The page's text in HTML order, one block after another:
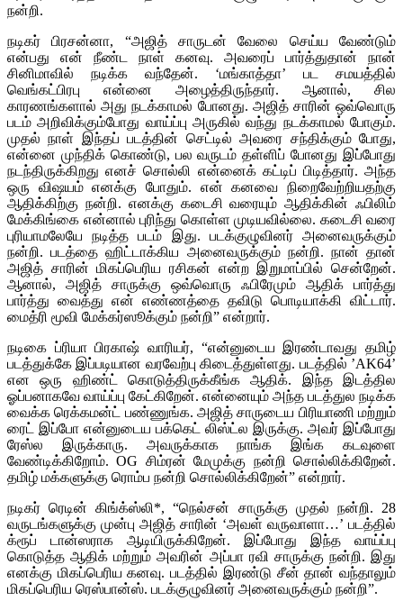
நன்றி.
நடிகர் பிரசன்னா, “அஜித் சாருடன் வேலை செய்ய வேண்டும்
என்பது என் நீண்ட நாள் கனவு. அவரைப் பார்த்துதான் நான்
சினிமாவில் நடிக்க வந்தேன். ‘மங்காத்தா’ பட சமயத்தில்
வெங்கட்பிரபு என்னை அழைத்திருந்தார். ஆனால், சில
காரணங்களால் அது நடக்காமல் போனது. அஜித் சாரின் ஒவ்வொரு
படம் அறிவிக்கும்போது வாய்ப்பு அருகில் வந்து நடக்காமல் போகும்.
முதல் நாள் இந்தப் படத்தின் செட்டில் அவரை சந்திக்கும் போது,
என்னை முந்திக் கொண்டு, பல வருடம் தள்ளிப் போனது இப்போது
நடந்திருக்கிறது எனச் சொல்லி என்னைக் கட்டிப் பிடித்தார். அந்த
ஒரு விஷயம் எனக்கு போதும். என் கனவை நிறைவேற்றியதற்கு
ஆதிக்கிற்கு நன்றி. எனக்கு கடைசி வரையும் ஆதிக்கின் ஃபிலிம்
மேக்கிங்கை என்னால் புரிந்து கொள்ள முடியவில்லை. கடைசி வரை
புரியாமலேயே நடித்த படம் இது. படக்குழுவினர் அனைவருக்கும்
நன்றி. படத்தை ஹிட்டாக்கிய அனைவருக்கும் நன்றி. நான் தான்
அஜித் சாரின் மிகப்பெரிய ரசிகன் என்ற இறுமாப்பில் சென்றேன்.
ஆனால், அஜித் சாருக்கு ஒவ்வொரு ஃபிரேமும் ஆதிக் பார்த்து
பார்த்து வைத்து என் எண்ணத்தை தவிடு பொடியாக்கி விட்டார்.
மைத்ரி மூவி மேக்கர்ஸூக்கும் நன்றி” என்றார்.
நடிகை ப்ரியா பிரகாஷ் வாரியர், “என்னுடைய இரண்டாவது தமிழ்
படத்துக்கே இப்படியான வரவேற்பு கிடைத்துள்ளது. படத்தில் ’AK64’
என ஒரு ஹிண்ட் கொடுத்திருக்கீங்க ஆதிக். இந்த இடத்தில
ஓப்பனாகவே வாய்ப்பு கேட்கிறேன். என்னையும் அந்த படத்துல நடிக்க
வைக்க ரெக்கமன்ட் பண்ணுங்க. அஜித் சாருடைய பிரியாணி மற்றும்
ரைட் இப்போ என்னுடைய பக்கெட் லிஸ்ட்ல இருக்கு. அவர் இப்போது
ரேஸ்ல இருக்காரு. அவருக்காக நாங்க இங்க கடவுளை
வேண்டிக்கிறோம். OG சிம்ரன் மேமுக்கு நன்றி சொல்லிக்கிறேன்.
தமிழ் மக்களுக்கு ரொம்ப நன்றி சொல்லிக்கிறேன்” என்றார்.
நடிகர் ரெடின் கிங்க்ஸ்லி*, “நெல்சன் சாருக்கு முதல் நன்றி. 28
வருடங்களுக்கு முன்பு அஜித் சாரின் ‘அவள் வருவாளா…’ படத்தில்
க்ரூப் டான்ஸராக ஆடியிருக்கிறேன். இப்போது இந்த வாய்ப்பு
கொடுத்த ஆதிக் மற்றும் அவரின் அப்பா ரவி சாருக்கு நன்றி. இது
எனக்கு மிகப்பெரிய கனவு. படத்தில் இரண்டு சீன் தான் வந்தாலும்
மிகப்பெரிய ரெஸ்பான்ஸ். படக்குழுவினர் அனைவருக்கும் நன்றி”.